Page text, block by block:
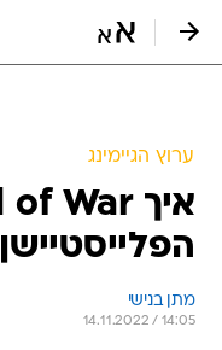
ערוץ הגיימינג
הפלייסטיישן 1?
מתן בנישי
14.11.2022 / 14:05